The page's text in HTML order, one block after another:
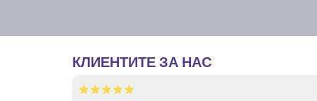
КЛИЕНТИТЕ ЗА НАС